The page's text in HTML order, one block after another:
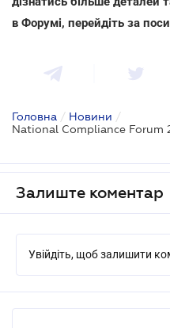
в Форумі, перейдіть за
Головна / Новини /
Залиште коментар
Увійдіть, щоб залишити